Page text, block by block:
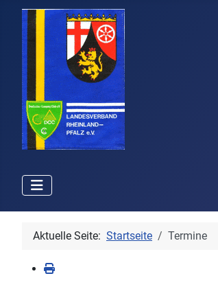
Aktuelle Seite: Startseite Termine